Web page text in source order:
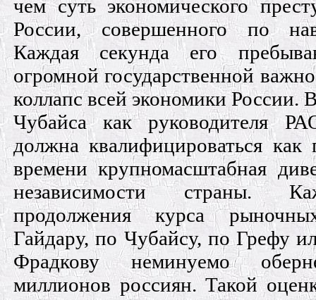
чем суть экономического
России, совершенного по
Каждая секунда его
огромной государственной
коллапс всей экономики России.
Чубайса как руководителя
должна квалифицироваться как
времени крупномасштабная
независимости страны.
продолжения курса
Гайдару, по Чубайсу, по Грефу
Фрадкову неминуемо
миллионов россиян. Такой